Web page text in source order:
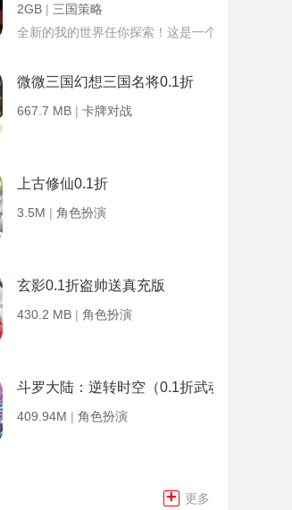
2GB | 三国策略
全新的我的世界任你探索！这是一个小提示字段。
微微三国幻想三国名将0.1折
667.7 MB | 卡牌对战
上古修仙0.1折
3.5M | 角色扮演
玄影0.1折盗帅送真充版
430.2 MB | 角色扮演
斗罗大陆：逆转时空（0.1折武魂觉醒）
409.94M | 角色扮演
+ 更多